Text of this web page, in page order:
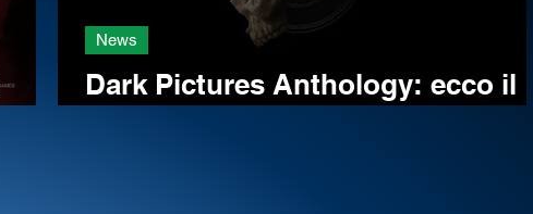
Dark Pictures Anthology: ecco il
News